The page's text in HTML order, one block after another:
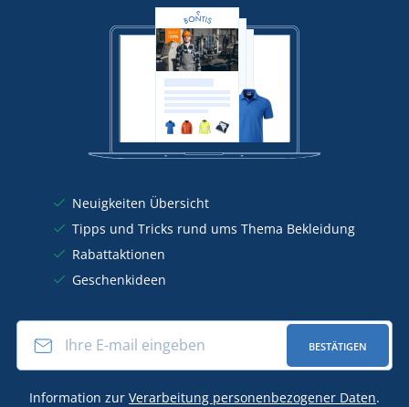
Neuigkeiten Übersicht
Tipps und Tricks rund ums Thema Bekleidung
Rabattaktionen
Geschenkideen
BESTÄTIGEN
Information zur Verarbeitung personenbezogener Daten.